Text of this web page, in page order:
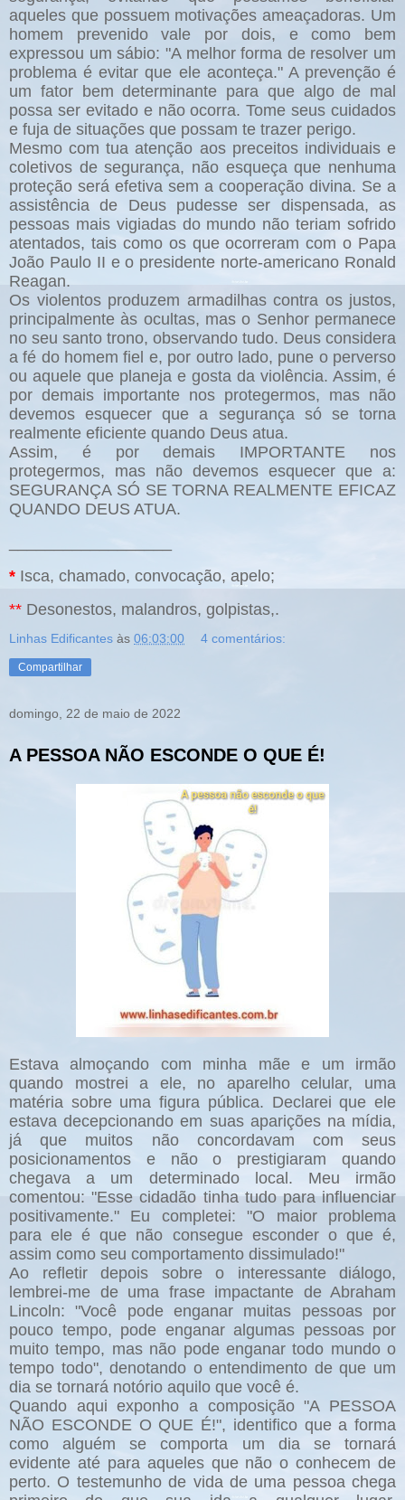
aqueles que possuem motivações ameaçadoras. Um
homem prevenido vale por dois, e como bem
expressou um sábio: "A melhor forma de resolver um
problema é evitar que ele aconteça." A prevenção é
um fator bem determinante para que algo de mal
possa ser evitado e não ocorra. Tome seus cuidados
e fuja de situações que possam te trazer perigo.
Mesmo com tua atenção aos preceitos individuais e
coletivos de segurança, não esqueça que nenhuma
proteção será efetiva sem a cooperação divina. Se a
assistência de Deus pudesse ser dispensada, as
pessoas mais vigiadas do mundo não teriam sofrido
atentados, tais como os que ocorreram com o Papa
João Paulo II e o presidente norte-americano Ronald
Reagan.
Os violentos produzem armadilhas contra os justos,
principalmente às ocultas, mas o Senhor permanece
no seu santo trono, observando tudo. Deus considera
a fé do homem fiel e, por outro lado, pune o perverso
ou aquele que planeja e gosta da violência. Assim, é
por demais importante nos protegermos, mas não
devemos esquecer que a segurança só se torna
realmente eficiente quando Deus atua.
Assim, é por demais IMPORTANTE nos
protegermos, mas não devemos esquecer que a:
SEGURANÇA SÓ SE TORNA REALMENTE EFICAZ
QUANDO DEUS ATUA.
* Isca, chamado, convocação, apelo;
** Desonestos, malandros, golpistas,.
Linhas Edificantes às 06:03:00 4 comentários:
Compartilhar
domingo, 22 de maio de 2022
A PESSOA NÃO ESCONDE O QUE É!
Estava almoçando com minha mãe e um irmão
quando mostrei a ele, no aparelho celular, uma
matéria sobre uma figura pública. Declarei que ele
estava decepcionando em suas aparições na mídia,
já que muitos não concordavam com seus
posicionamentos e não o prestigiaram quando
chegava a um determinado local. Meu irmão
comentou: "Esse cidadão tinha tudo para influenciar
positivamente." Eu completei: "O maior problema
para ele é que não consegue esconder o que é,
assim como seu comportamento dissimulado!"
Ao refletir depois sobre o interessante diálogo,
lembrei-me de uma frase impactante de Abraham
Lincoln: "Você pode enganar muitas pessoas por
pouco tempo, pode enganar algumas pessoas por
muito tempo, mas não pode enganar todo mundo o
tempo todo", denotando o entendimento de que um
dia se tornará notório aquilo que você é.
Quando aqui exponho a composição "A PESSOA
NÃO ESCONDE O QUE É!", identifico que a forma
como alguém se comporta um dia se tornará
evidente até para aqueles que não o conhecem de
perto. O testemunho de vida de uma pessoa chega